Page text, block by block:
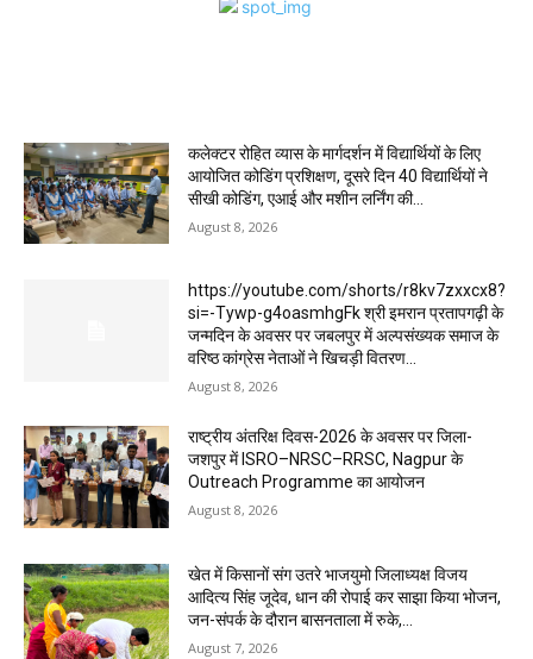
कलेक्टर रोहित व्यास के मार्गदर्शन में विद्यार्थियों के लिए
आयोजित कोडिंग प्रशिक्षण, दूसरे दिन 40 विद्यार्थियों ने
सीखी कोडिंग, एआई और मशीन लर्निंग की...
August 8, 2026
https://youtube.com/shorts/r8kv7zxxcx8?
si=-Tywp-g4oasmhgFk श्री इमरान प्रतापगढ़ी के
जन्मदिन के अवसर पर जबलपुर में अल्पसंख्यक समाज के
वरिष्ठ कांग्रेस नेताओं ने खिचड़ी वितरण...
August 8, 2026
राष्ट्रीय अंतरिक्ष दिवस-2026 के अवसर पर जिला-
जशपुर में ISRO–NRSC–RRSC, Nagpur के
Outreach Programme का आयोजन
August 8, 2026
खेत में किसानों संग उतरे भाजयुमो जिलाध्यक्ष विजय
आदित्य सिंह जूदेव, धान की रोपाई कर साझा किया भोजन,
जन-संपर्क के दौरान बासनताला में रुके,...
August 7, 2026